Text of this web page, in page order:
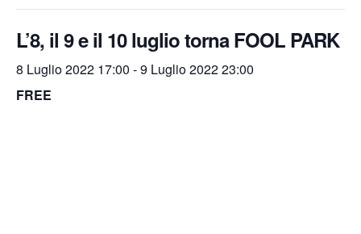
L’8, il 9 e il 10 luglio torna FOOL PARK
8 Luglio 2022 17:00 -9 Luglio 2022 23:00
FREE